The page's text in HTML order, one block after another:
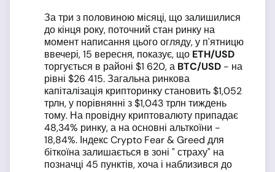
За три з половиною місяці, що залишилися
до кінця року, поточний стан ринку на
момент написання цього огляду, у п'ятницю
ввечері, 15 вересня, показує, що ETH/USD
торгується в районі $1 620, а BTC/USD - на
рівні $26 415. Загальна ринкова
капіталізація крипторинку становить $1,052
трлн, у порівнянні з $1,043 трлн тиждень
тому. На провідну криптовалюту припадає
48,34% ринку, а на основні альткоїни -
18,84%. Індекс Crypto Fear & Greed для
біткоїна залишається в зоні " страху" на
позначці 45 пунктів, хоча і наблизився до